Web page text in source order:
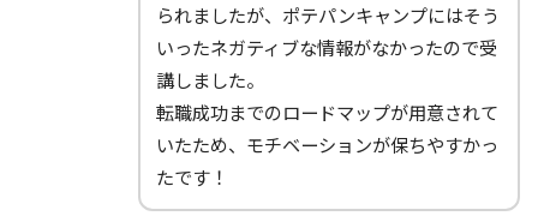
られましたが、ポテパンキャンプにはそう
いったネガティブな情報がなかったので受
講しました。
転職成功までのロードマップが用意されて
いたため、モチベーションが保ちやすかっ
たです！